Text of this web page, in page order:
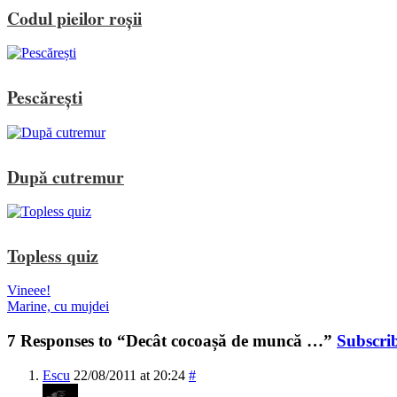
Codul pieilor roșii
Pescărești
După cutremur
Topless quiz
Vineee!
Marine, cu mujdei
7 Responses to “Decât cocoașă de muncă …”
Escu 22/08/2011 at 20:24 #